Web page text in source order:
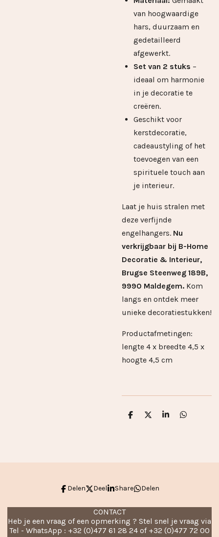
van hoogwaardige
hars, duurzaam en
gedetailleerd
afgewerkt.
Set van 2 stuks –
ideaal om harmonie
in je decoratie te
creëren.
Geschikt voor
kerstdecoratie,
cadeaustyling of het
toevoegen van een
spirituele touch aan
je interieur.
Laat je huis stralen met
deze verfijnde
engelhangers. Nu
verkrijgbaar bij B-Home
Decoratie & Interieur,
Brugse Steenweg 189B,
9990 Maldegem. Kom
langs en ontdek meer
unieke decoratiestukken!
Productafmetingen:
lengte 4 x breedte 4,5 x
hoogte 4,5 cm
D
D
S
D
Delen Deel Share Delen
CONTACT
Heb je een vraag of een opmerking ? Stel snel je vraag via
Tel - WhatsApp : +32 (0)477 61 28 24 of +32 (0)477 72 00